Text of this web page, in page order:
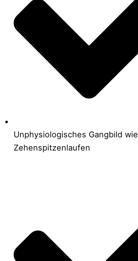
Unphysiologisches Gangbild wie
Zehenspitzenlaufen